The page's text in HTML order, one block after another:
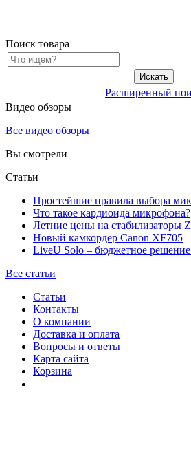
Поиск товара
Расширенный
Видео обзоры
Все видео обзоры
Вы смотрели
Статьи
Простейшие правила выбора
Что такое кардиоида микрофона?
Летние цены на стабилизаторы
Новый камкордер Canon XF705
LiveU Solo – бюджетное решение
Все статьи
Статьи
Контакты
О компании
Доставка и оплата
Вопросы и ответы
Карта сайта
Корзина